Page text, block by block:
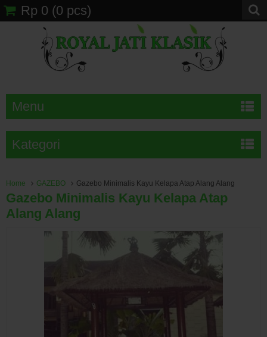
Rp 0 (0 pcs)
Menu
Kategori
Home GAZEBO Gazebo Minimalis Kayu Kelapa Atap Alang Alang
Gazebo Minimalis Kayu Kelapa Atap
Alang Alang